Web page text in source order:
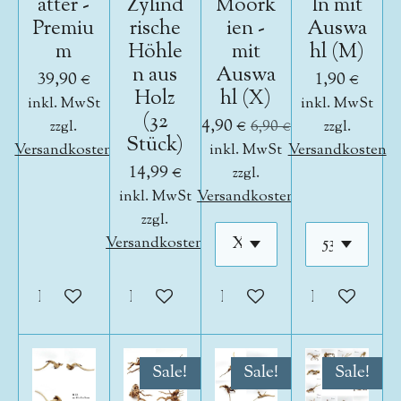
ätter -
Premiu
m
39,90 €
inkl. MwSt
zzgl.
Versandkosten
In den Warenkorb
Zylind
rische
Höhle
n aus
Holz
(32
Stück)
14,99 €
inkl. MwSt
zzgl.
Versandkosten
In den Warenkorb
Moork
ien -
mit
Auswa
hl (X)
4,90 € 6,90 €
inkl. MwSt
zzgl.
Versandkosten
In den Warenkorb
ln mit
Auswa
hl (M)
1,90 €
inkl. MwSt
zzgl.
Versandkosten
In den
Sale! Sale! Sale!